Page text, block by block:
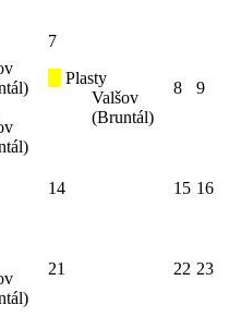
7
Plasty
Valšov
(Bruntál)
8 9
14 15 16
21 22 23